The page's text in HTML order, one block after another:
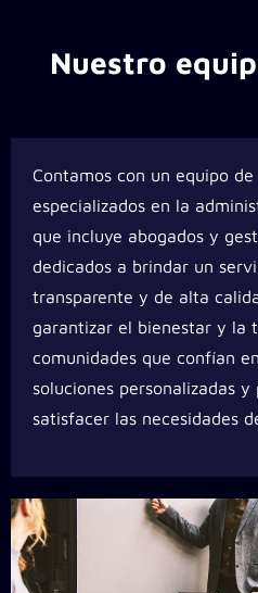
Nuestro
Contamos con un equipo
especializados en la
que incluye abogados y
dedicados a brindar un
transparente y de alta
garantizar el bienestar y la
comunidades que confían
soluciones personalizadas y
satisfacer las necesidades